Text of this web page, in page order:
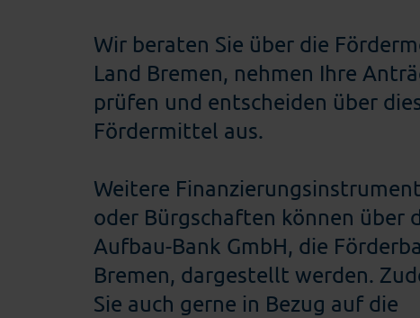
Wir beraten Sie über die
Land Bremen, nehmen Ihre
prüfen und entscheiden über
Fördermittel aus.
Weitere
oder Bürgschaften können über
Aufbau-Bank GmbH, die
Bremen, dargestellt werden.
Sie auch gerne in Bezug auf die